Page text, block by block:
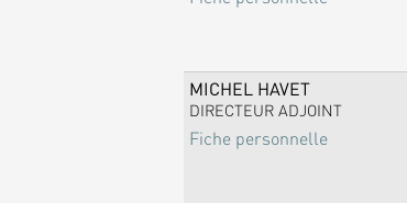
MICHEL HAVET
DIRECTEUR ADJOINT
Fiche personnelle